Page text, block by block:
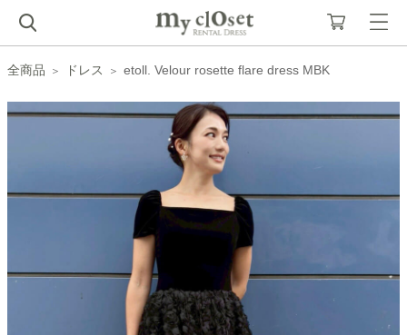
全商品 ドレス etoll. Velour rosette flare dress MBK